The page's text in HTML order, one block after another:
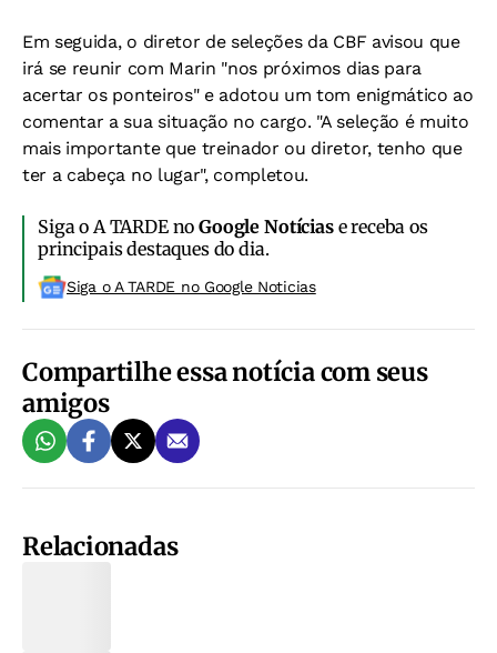
Em seguida, o diretor de seleções da CBF avisou que
irá se reunir com Marin "nos próximos dias para
acertar os ponteiros" e adotou um tom enigmático ao
comentar a sua situação no cargo. "A seleção é muito
mais importante que treinador ou diretor, tenho que
ter a cabeça no lugar", completou.
Siga o A TARDE noGoogle Notíciase receba os
principais destaques do dia.
Siga o A TARDE no Google Noticias
Compartilhe essa notícia com seus
amigos
Relacionadas